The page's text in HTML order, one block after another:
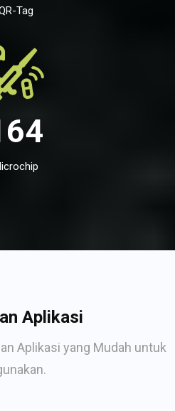
Tag
Aplikasi
Aplikasi yang Mudah untuk